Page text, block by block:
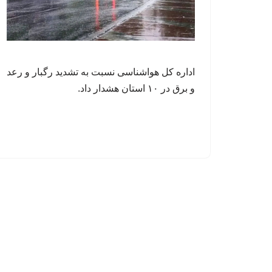
اداره کل هواشناسی نسبت به تشدید رگبار و رعد
و برق در ۱۰ استان هشدار داد.